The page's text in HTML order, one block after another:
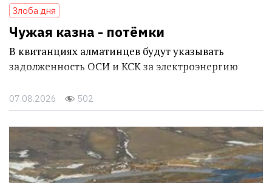
Злоба дня
Чужая казна - потёмки
В квитанциях алматинцев будут указывать
задолженность ОСИ и КСК за электроэнергию
07.08.2026 502